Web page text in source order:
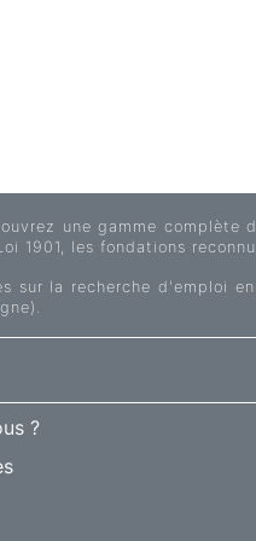
une gamme
1901, les fondations
sur la recherche d'emploi
?